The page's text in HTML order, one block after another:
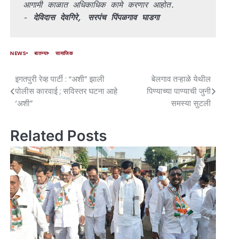
आगामी काळात अधिकाधिक कामे करणार आहोत.
- देविदास देवगिरे, सरपंच पिंपळगाव घाडगा
NEWS बातम्या सामाजिक
इगतपुरी रेव्ह पार्टी : “अशी” झाली
पोलीस कारवाई ; सविस्तर घटना आहे
‘अशी”
बेलगाव तऱ्हाळे येथील
पिण्याच्या पाण्याची जुनी
समस्या सुटली
Related Posts